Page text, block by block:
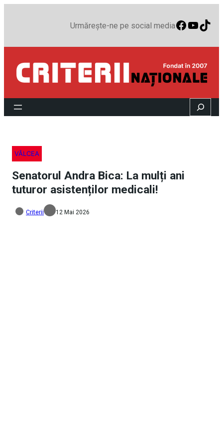
Urmărește-ne pe social media
Search
VÂLCEA
Senatorul Andra Bica: La mulți ani
tuturor asistenților medicali!
Criterii 12 Mai 2026